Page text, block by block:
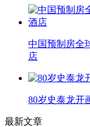
中国预制房全
店
80岁史泰龙开
最新文章